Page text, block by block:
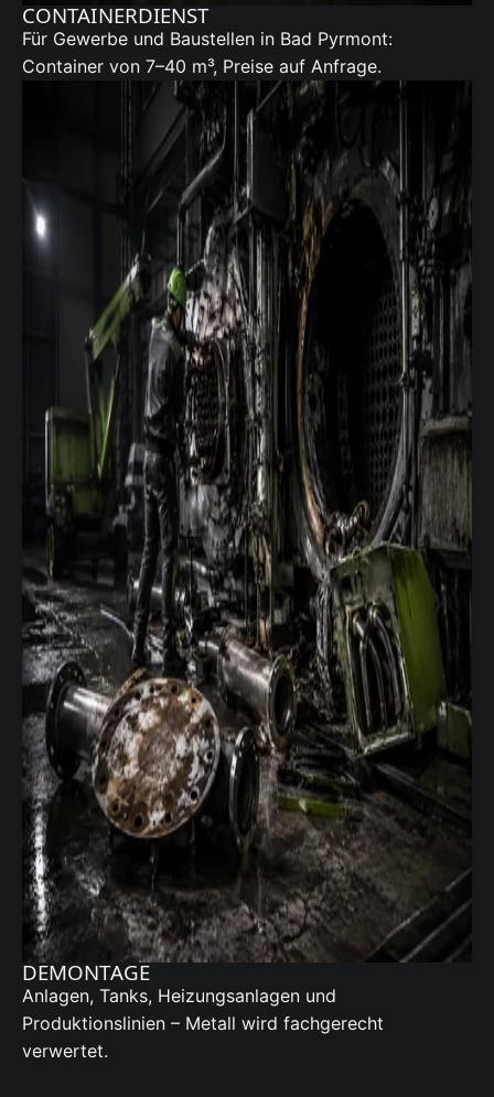
CONTAINERDIENST
Für Gewerbe und Baustellen in Bad Pyrmont:
Container von 7–40 m³, Preise auf Anfrage.
DEMONTAGE
Anlagen, Tanks, Heizungsanlagen und
Produktionslinien – Metall wird fachgerecht
verwertet.